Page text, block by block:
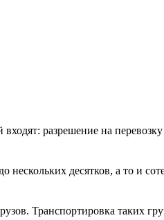
разрешение на
десятков, а то и
Транспортировка таких